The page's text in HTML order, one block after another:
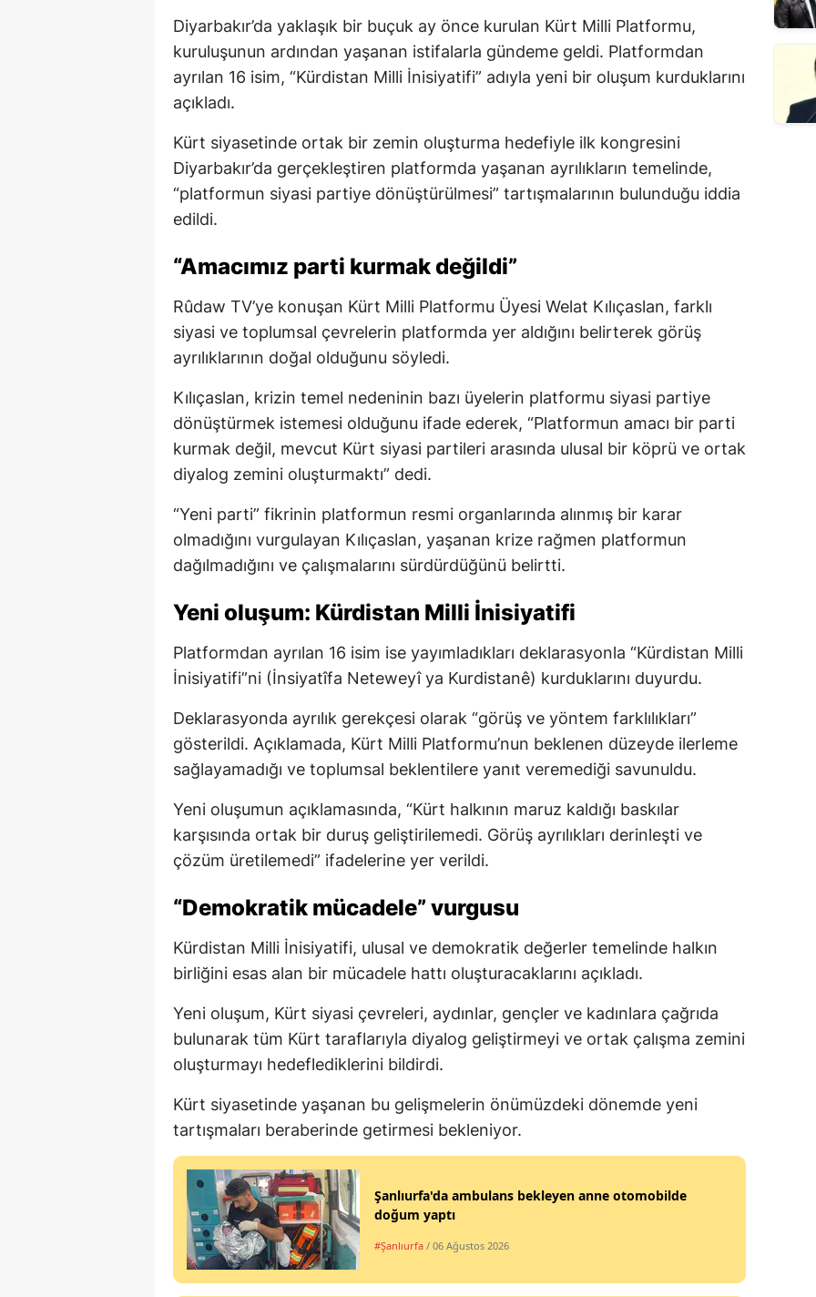
Diyarbakır’da yaklaşık bir buçuk ay önce kurulan Kürt Milli Platformu,
kuruluşunun ardından yaşanan istifalarla gündeme geldi. Platformdan
ayrılan 16 isim, “Kürdistan Milli İnisiyatifi” adıyla yeni bir oluşum kurduklarını
açıkladı.
Kürt siyasetinde ortak bir zemin oluşturma hedefiyle ilk kongresini
Diyarbakır’da gerçekleştiren platformda yaşanan ayrılıkların temelinde,
“platformun siyasi partiye dönüştürülmesi” tartışmalarının bulunduğu iddia
edildi.
“Amacımız parti kurmak değildi”
Rûdaw TV’ye konuşan Kürt Milli Platformu Üyesi Welat Kılıçaslan, farklı
siyasi ve toplumsal çevrelerin platformda yer aldığını belirterek görüş
ayrılıklarının doğal olduğunu söyledi.
Kılıçaslan, krizin temel nedeninin bazı üyelerin platformu siyasi partiye
dönüştürmek istemesi olduğunu ifade ederek, “Platformun amacı bir parti
kurmak değil, mevcut Kürt siyasi partileri arasında ulusal bir köprü ve ortak
diyalog zemini oluşturmaktı” dedi.
“Yeni parti” fikrinin platformun resmi organlarında alınmış bir karar
olmadığını vurgulayan Kılıçaslan, yaşanan krize rağmen platformun
dağılmadığını ve çalışmalarını sürdürdüğünü belirtti.
Yeni oluşum: Kürdistan Milli İnisiyatifi
Platformdan ayrılan 16 isim ise yayımladıkları deklarasyonla “Kürdistan Milli
İnisiyatifi”ni (İnsiyatîfa Neteweyî ya Kurdistanê) kurduklarını duyurdu.
Deklarasyonda ayrılık gerekçesi olarak “görüş ve yöntem farklılıkları”
gösterildi. Açıklamada, Kürt Milli Platformu’nun beklenen düzeyde ilerleme
sağlayamadığı ve toplumsal beklentilere yanıt veremediği savunuldu.
Yeni oluşumun açıklamasında, “Kürt halkının maruz kaldığı baskılar
karşısında ortak bir duruş geliştirilemedi. Görüş ayrılıkları derinleşti ve
çözüm üretilemedi” ifadelerine yer verildi.
“Demokratik mücadele” vurgusu
Kürdistan Milli İnisiyatifi, ulusal ve demokratik değerler temelinde halkın
birliğini esas alan bir mücadele hattı oluşturacaklarını açıkladı.
Yeni oluşum, Kürt siyasi çevreleri, aydınlar, gençler ve kadınlara çağrıda
bulunarak tüm Kürt taraflarıyla diyalog geliştirmeyi ve ortak çalışma zemini
oluşturmayı hedeflediklerini bildirdi.
Kürt siyasetinde yaşanan bu gelişmelerin önümüzdeki dönemde yeni
tartışmaları beraberinde getirmesi bekleniyor.
Şanlıurfa'da ambulans bekleyen anne otomobilde
doğum yaptı
#Şanlıurfa / 06 Ağustos 2026